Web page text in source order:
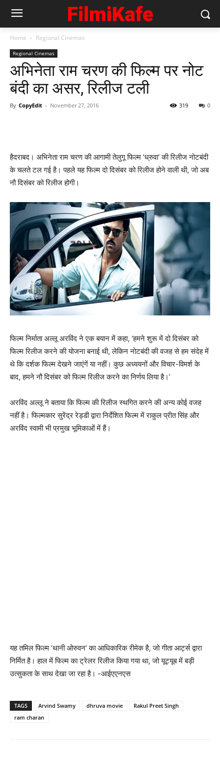
Home Regional Cinemas
Regional Cinemas
अभिनेता राम चरण की फिल्‍म पर नोट
बंदी का असर, रिलीज टली
By CopyEdit - November 27, 2016 0
319
हैदराबद। अभिनेता राम चरण की आगामी तेलुगू फिल्म ‘ध्रुवा’ की रिलीज नोटबंदी
के चलते टल गई है। पहले यह फिल्म दो दिसंबर को रिलीज होने वाली थी, जो अब
नौ दिसंबर को रिलीज होगी।
फिल्म निर्माता अल्लू अरविंद ने एक बयान में कहा, ‘हमने शुरू में दो दिसंबर को
फिल्म रिलीज करने की योजना बनाई थी, लेकिन नोटबंदी की वजह से हम संदेह में
थे कि दर्शक फिल्म देखने जाएंगें या नहीं। कुछ अध्ययनों और विचार-विमर्श के
बाद, हमने नौ दिसंबर को फिल्म रिलीज करने का निर्णय लिया है।’
अरविंद अल्‍लू ने बताया कि फिल्म की रिलीज स्थगित करने की अन्य कोई वजह
नहीं है। फिल्‍मकार सुरेंद्र रेड्डी द्वारा निर्देशित फिल्म में राकुल प्रीत सिंह और
अरविंद स्वामी भी प्रमुख भूमिकाओं में हैं।
यह तमिल फिल्म ‘थानी ओरुवन’ का आधिकारिक रीमेक है, जो गीता आर्ट्स द्वारा
निर्मित है। हाल में फिल्‍म का ट्रेलर रिलीज किया गया था, जो यूट्यूब में बड़ी
उत्‍सुकता के साथ देखा जा रहा है। -आईएएनएस
TAGS Arvind Swamy dhruva movie
Rakul Preet Singh
ram charan